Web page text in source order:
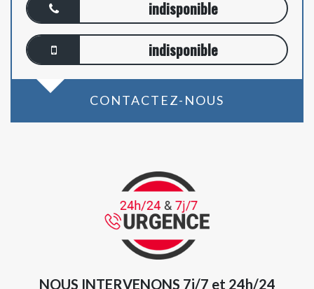
indisponible
indisponible
CONTACTEZ-NOUS
NOUS INTERVENONS 7j/7 et 24h/24